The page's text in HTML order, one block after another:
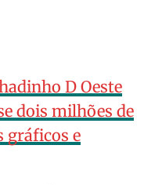
D Oeste
dois milhões de
gráficos e